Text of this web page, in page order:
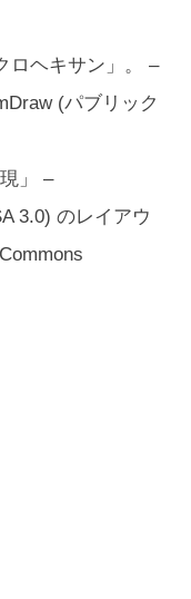
ロヘキサン」。 –
(パブリック
」 –
3.0) のレイアウ